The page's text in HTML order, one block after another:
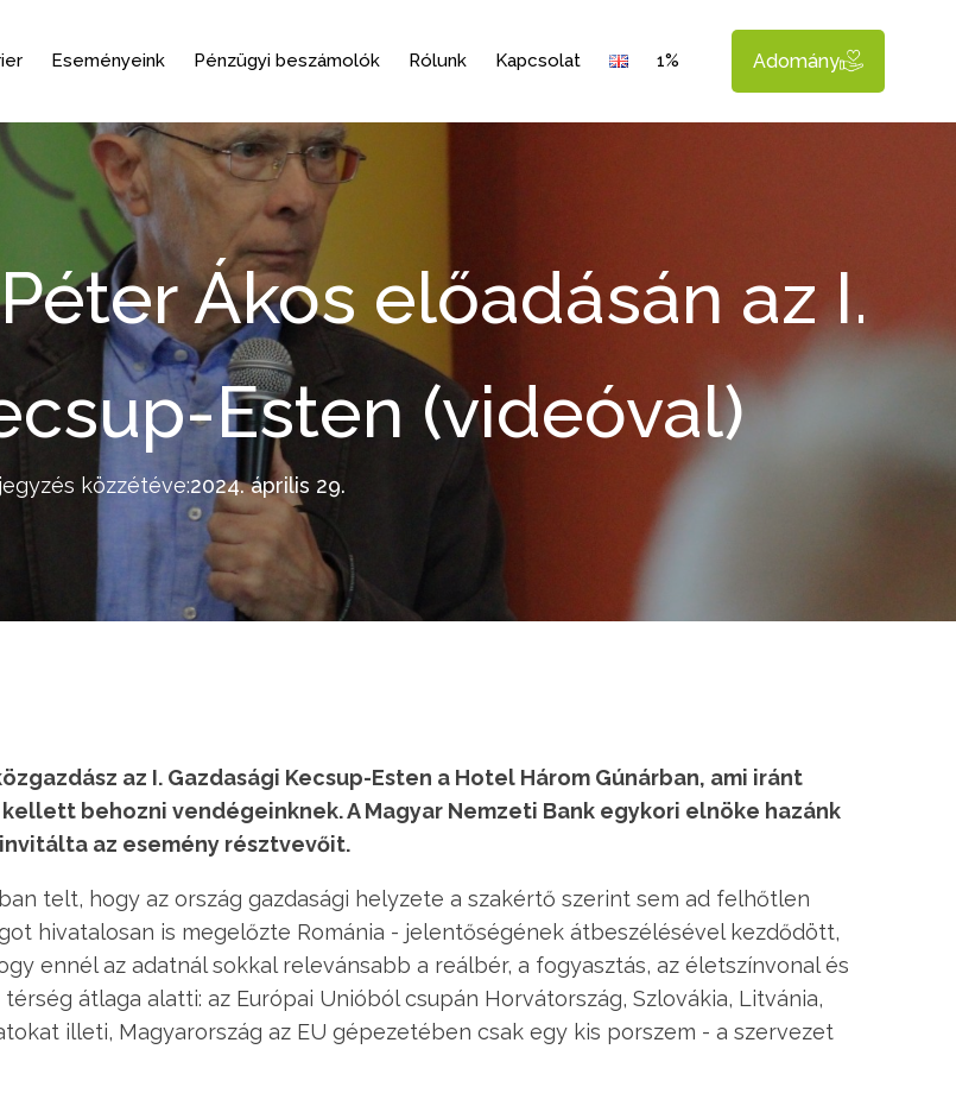
Eseményeink Pénzügyi beszámolók Rólunk Kapcsolat 1% Adomány
Ákos előadásán az I.
Esten (videóval)
közzétéve:2024. április 29.
az I. Gazdasági Kecsup-Esten a Hotel Három Gúnárban, ami iránt
behozni vendégeinknek. A Magyar Nemzeti Bank egykori elnöke hazánk
az esemény résztvevőit.
telt, hogy az ország gazdasági helyzete a szakértő szerint sem ad felhőtlen
hivatalosan is megelőzte Románia - jelentőségének átbeszélésével kezdődött,
ennél az adatnál sokkal relevánsabb a reálbér, a fogyasztás, az életszínvonal és
átlaga alatti: az Európai Unióból csupán Horvátország, Szlovákia, Litvánia,
illeti, Magyarország az EU gépezetében csak egy kis porszem - a szervezet